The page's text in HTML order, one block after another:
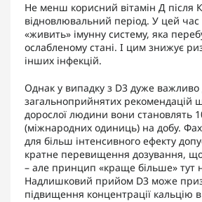
Не менш корисний вітамін Д після
відновлювальний період. У цей час
«живить» імунну систему, яка
ослабленому стані. І цим знижує
інших інфекцій.
Однак у випадку з D3 дуже важливо
загальноприйнятих рекомендацій
дорослої людини вони становлять
(міжнародних одиниць) на добу.
для більш інтенсивного ефекту
кратне перевищення дозування,
– але принцип «краще більше» тут
Надлишковий прийом D3 може
підвищення концентрації кальцію